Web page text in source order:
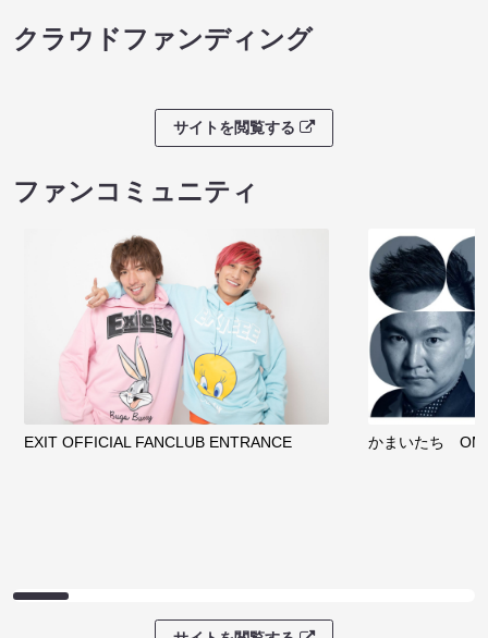
クラウドファンディング
サイトを閲覧する
ファンコミュニティ
EXIT OFFICIAL FANCLUB ENTRANCE かまいたち